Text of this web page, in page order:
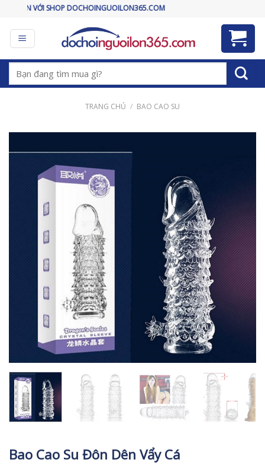
content
DOCHOINGUOILON365.COM
Tìm
kiếm:
TRANG CHỦ / BAO CAO SU
Bao Cao Su Đôn Dên Vẩy Cá